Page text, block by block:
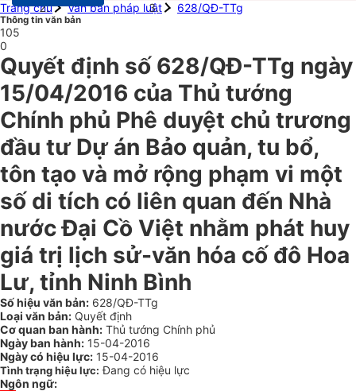
Trang chủ
Văn bản pháp luật 628/QĐ-TTg
Thông tin văn bản
105
0
Quyết định số 628/QĐ-TTg ngày
15/04/2016 của Thủ tướng
Chính phủ Phê duyệt chủ trương
đầu tư Dự án Bảo quản, tu bổ,
tôn tạo và mở rộng phạm vi một
số di tích có liên quan đến Nhà
nước Đại Cồ Việt nhằm phát huy
giá trị lịch sử-văn hóa cố đô Hoa
Lư, tỉnh Ninh Bình
Số hiệu văn bản: 628/QĐ-TTg
Loại văn bản: Quyết định
Cơ quan ban hành: Thủ tướng Chính phủ
Ngày ban hành: 15-04-2016
Ngày có hiệu lực: 15-04-2016
Tình trạng hiệu lực: Đang có hiệu lực
Ngôn ngữ: